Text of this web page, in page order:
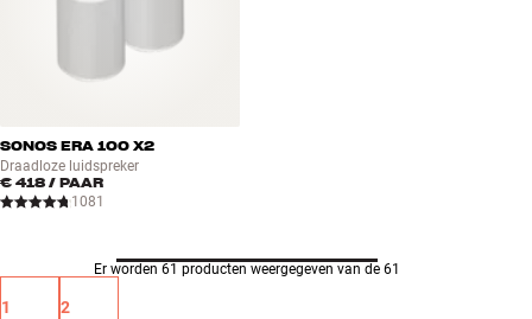
SONOS ERA 100 X2
Draadloze luidspreker
€ 418 / PAAR
1081
Er worden 61 producten weergegeven van de 61
1 2